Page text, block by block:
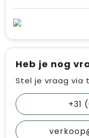
Heb je nog
Stel je vraag
+31